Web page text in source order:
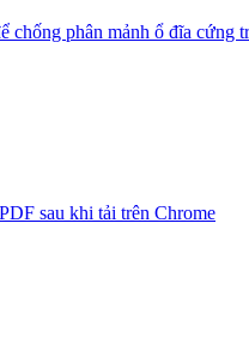
chống phân mảnh ổ đĩa cứng
sau khi tải trên Chrome